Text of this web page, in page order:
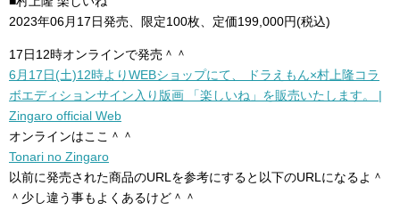
2023年06月17日発売、限定100枚、定価199,000円(税込)
17日12時オンラインで発売＾＾
6月17日(土)12時よりWEBショップにて、 ドラえもん×村上隆コラ
ボエディションサイン入り版画 「楽しいね」を販売いたします。 |
Zingaro official Web
オンラインはここ＾＾
Tonari no Zingaro
以前に発売された商品のURLを参考にすると以下のURLになるよ＾
＾少し違う事もよくあるけど＾＾